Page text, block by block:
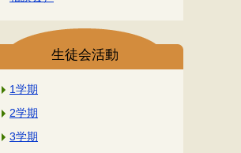
生徒会活動
1学期
2学期
3学期